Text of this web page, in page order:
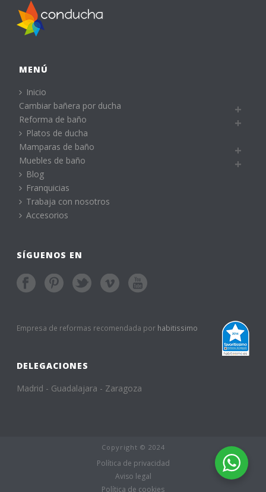
MENÚ
Inicio
Cambiar bañera por ducha
Reforma de baño
Platos de ducha
Mamparas de baño
Muebles de baño
Blog
Franquicias
Trabaja con nosotros
Accesorios
SÍGUENOS EN
Empresa de reformas recomendada por habitissimo
DELEGACIONES
Madrid - Guadalajara - Zaragoza
Copyright © 2024
Política de privacidad
Aviso legal
Política de cookies